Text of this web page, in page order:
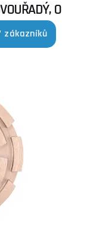
O
zákazníků